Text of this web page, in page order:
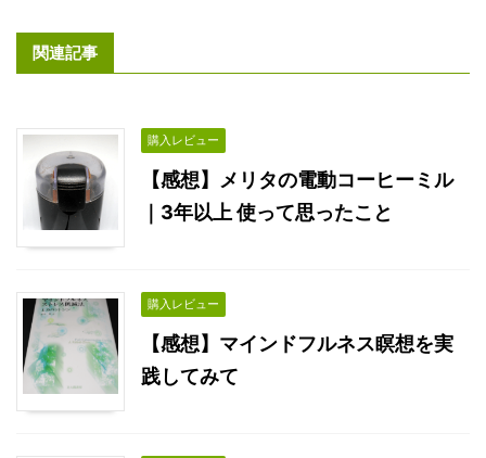
関連記事
購入レビュー
【感想】メリタの電動コーヒーミル
｜3年以上 使って思ったこと
購入レビュー
【感想】マインドフルネス瞑想を実
践してみて